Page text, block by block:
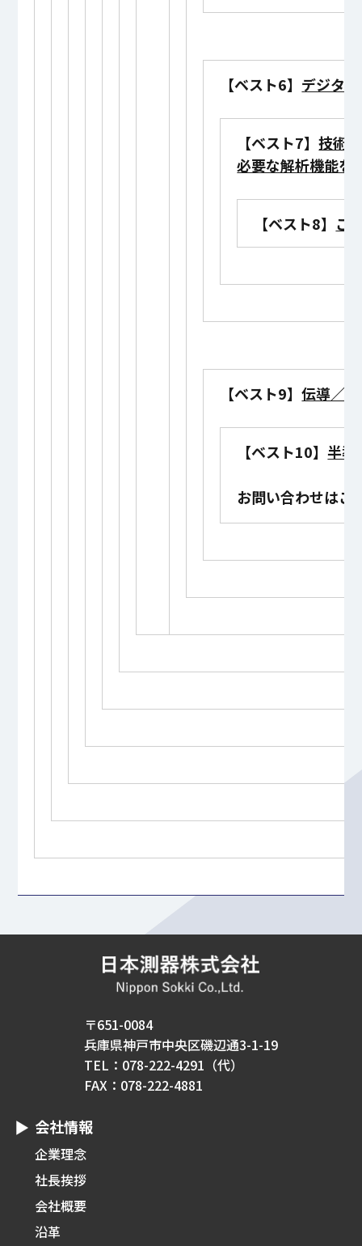
【ベスト6】 デジタ
【ベスト7】技術
必要な解析機能を
【ベスト8】 こ
【ベスト9】伝導／
【ベスト10】半導
お問い合わせはこ
〒651-0084
兵庫県神戸市中央区磯辺通3-1-19
TEL：078-222-4291（代）
FAX：078-222-4881
会社情報
企業理念
社長挨拶
会社概要
沿革